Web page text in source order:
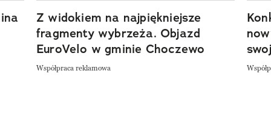
Z widokiem na najpiękniejsze
fragmenty wybrzeża. Objazd
EuroVelo w gminie Choczewo
Współpraca reklamowa